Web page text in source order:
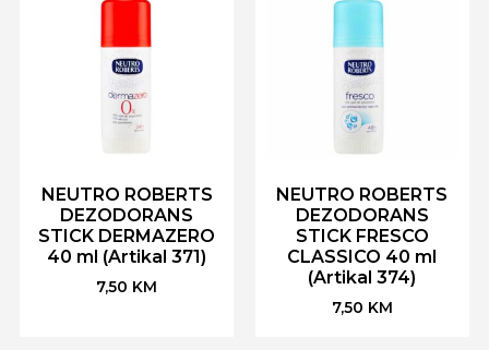
NEUTRO ROBERTS
DEZODORANS
STICK DERMAZERO
40 ml (Artikal 371)
7,50 KM
NEUTRO ROBERTS
DEZODORANS
STICK FRESCO
CLASSICO 40 ml
(Artikal 374)
7,50 KM